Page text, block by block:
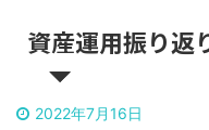
資産運用振り返
2022年7月16日